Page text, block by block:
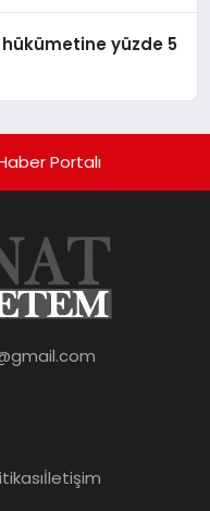
hükümetine yüzde 5
Portalı
İletişim